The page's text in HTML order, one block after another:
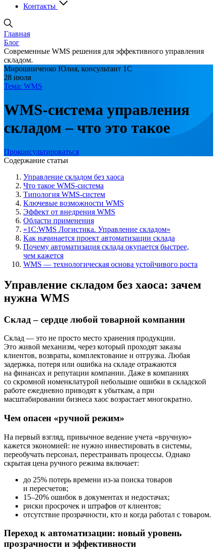
Контакты
Главная
Блог
Современные WMS решения для эффективного управления
складом.
Мирошниченко Юлия, консультант 1С
28 июля
Тема: WMS
WMS-система управления
складом – что это такое
Проконсультироваться
Содержание статьи
Управление складом без хаоса
Что такое WMS-система
Типология WMS-систем
Ключевые возможности WMS
Эффект от внедрения WMS
Области применения
«1С:WMS Логистика. Управление складом»
Как начинается проект автоматизации склада
Почему автоматизация склада окупается быстрее,
чем кажется
WMS — технологическая основа устойчивого роста
Управление складом без хаоса: зачем
нужна WMS
Склад – сердце любой товарной компании
Склад — это не просто место хранения продукции.
Это живой механизм, через который проходят заказы
клиентов, возвраты, комплектование и отгрузка. Любая
задержка, потеря или ошибка на складе отражаются
на финансах и репутации компании. Даже в компаниях
со скромной номенклатурой небольшие ошибки в складской
работе ежедневно приводят к убыткам, а при
масштабировании бизнеса хаос возрастает многократно.
Чем опасен «ручной режим»
На первый взгляд, привычное ведение учета «вручную»
кажется экономией: не нужно инвестировать в системы,
переобучать персонал, перестраивать процессы. Однако
скрытая цена ручного режима включает:
до 25% потерь времени из-за поиска товаров
и пересчетов;
15–20% ошибок в документах и недостачах;
риски просрочек и штрафов от клиентов;
отсутствие прозрачности, кто и когда работал с товаром.
Переход к автоматизации: новый уровень
прозрачности и эффективности